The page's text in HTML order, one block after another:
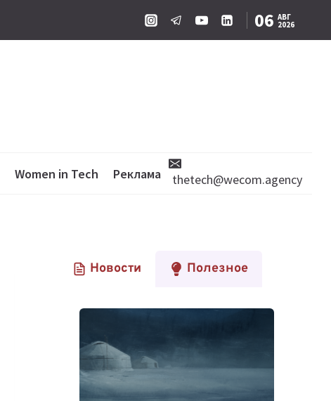
06 АВГ
2026
Women in Tech Реклама thetech@wecom.agency
Новости Полезное